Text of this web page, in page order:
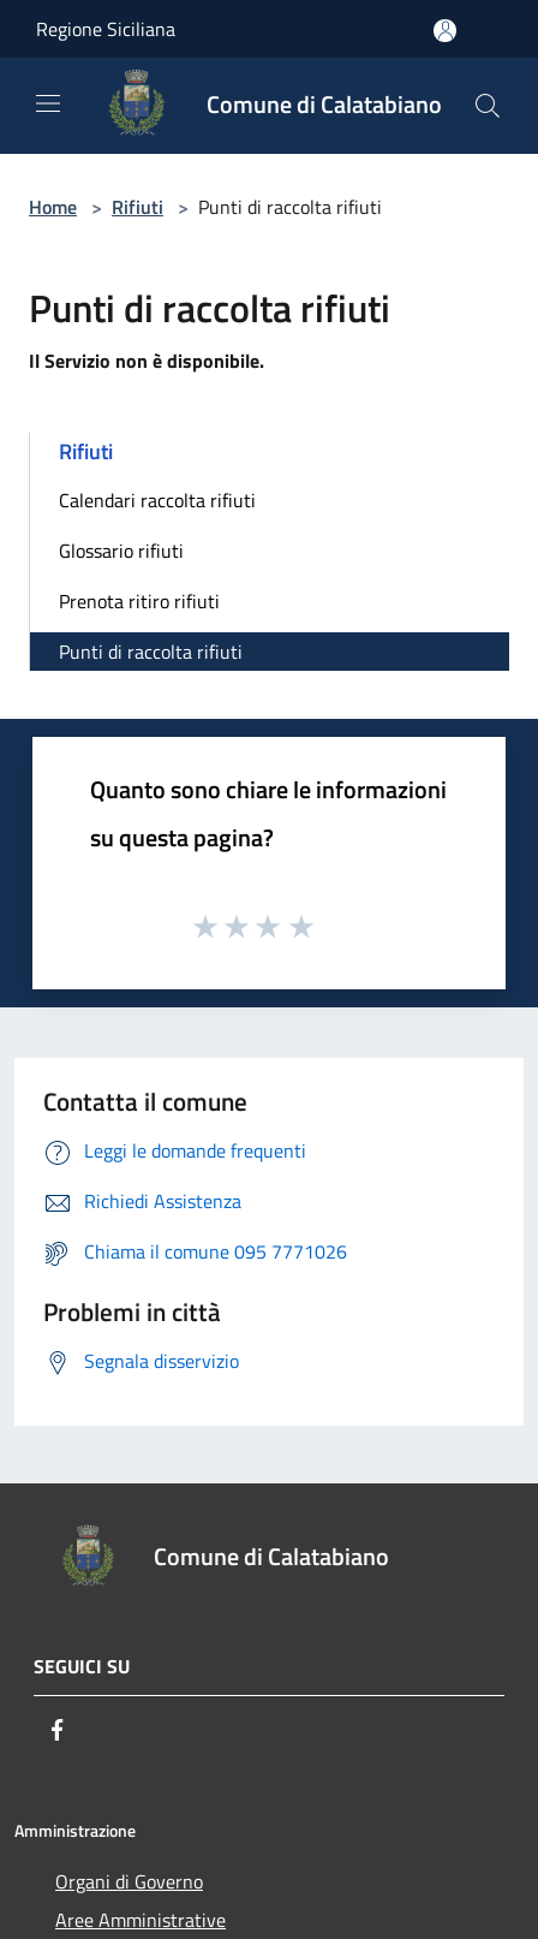
Regione Siciliana
Comune di Calatabiano
Home > Rifiuti > Punti di raccolta rifiuti
Punti di raccolta rifiuti
Il Servizio non è disponibile.
Rifiuti
Calendari raccolta rifiuti
Glossario rifiuti
Prenota ritiro rifiuti
Punti di raccolta rifiuti
Quanto sono chiare le informazioni
su questa pagina?
Contatta il comune
Leggi le domande frequenti
Richiedi Assistenza
Chiama il comune 095 7771026
Problemi in città
Segnala disservizio
Comune di Calatabiano
SEGUICI SU
Amministrazione
Organi di Governo
Aree Amministrative